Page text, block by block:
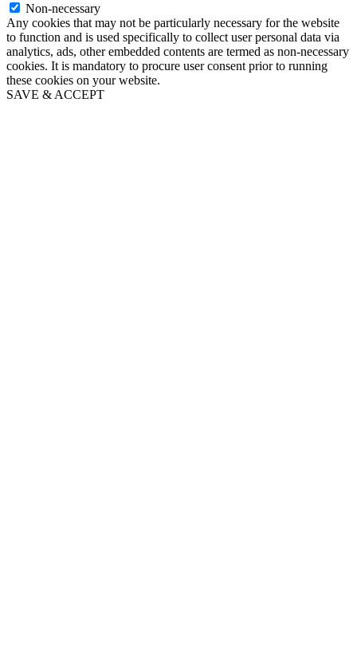
Non-necessary
Any cookies that may not be particularly necessary for the website
to function and is used specifically to collect user personal data via
analytics, ads, other embedded contents are termed as non-necessary
cookies. It is mandatory to procure user consent prior to running
these cookies on your website.
SAVE & ACCEPT